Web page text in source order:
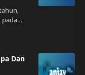
pada
Dan